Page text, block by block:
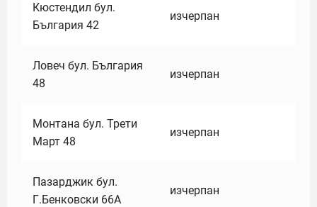
Кюстендил бул.
България 42
изчерпан
Ловеч бул. България
48
изчерпан
Монтана бул. Трети
Март 48
изчерпан
Пазарджик бул.
Г.Бенковски 66А
изчерпан